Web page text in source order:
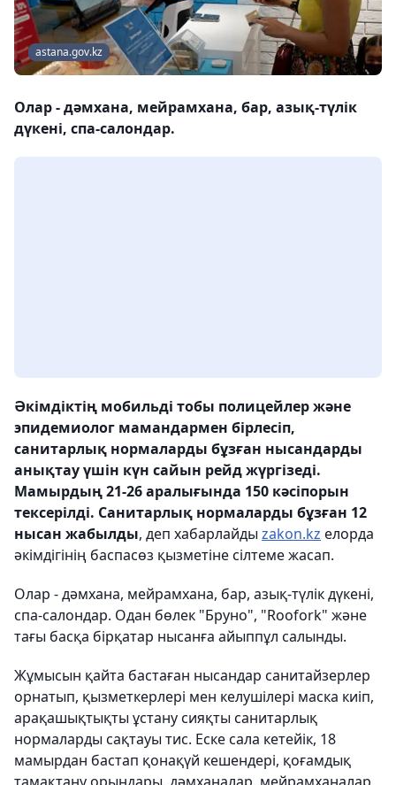
astana.gov.kz
Олар - дәмхана, мейрамхана, бар, азық-түлік
дүкені, спа-салондар.
Әкімдіктің мобильді тобы полицейлер және
эпидемиолог мамандармен бірлесіп,
санитарлық нормаларды бұзған нысандарды
анықтау үшін күн сайын рейд жүргізеді.
Мамырдың 21-26 аралығында 150 кәсіпорын
тексерілді. Санитарлық нормаларды бұзған 12
нысан жабылды, деп хабарлайды zakon.kz елорда
әкімдігінің баспасөз қызметіне сілтеме жасап.
Олар - дәмхана, мейрамхана, бар, азық-түлік дүкені,
спа-салондар. Одан бөлек "Бруно", "Roofork" және
тағы басқа бірқатар нысанға айыппұл салынды.
Жұмысын қайта бастаған нысандар санитайзерлер
орнатып, қызметкерлері мен келушілері маска киіп,
арақашықтықты ұстану сияқты санитарлық
нормаларды сақтауы тис. Еске сала кетейік, 18
мамырдан бастап қонақүй кешендері, қоғамдық